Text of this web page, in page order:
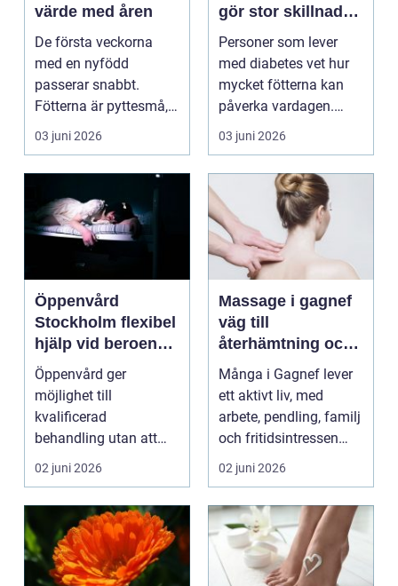
värde med åren
De första veckorna
med en nyfödd
passerar snabbt.
Fötterna är pyttesmå,
huden är mjuk och
varje lite...
03 juni 2026
gör stor skillnad
för känsliga fötter
Personer som lever
med diabetes vet hur
mycket fötterna kan
påverka vardagen.
Nedsatt känsel, sämre
03 juni 2026
Öppenvård
Stockholm flexibel
hjälp vid beroende
och annan
problematik
Öppenvård ger
möjlighet till
kvalificerad
behandling utan att
personen behöver
lämna sitt hem, sitt ...
02 juni 2026
Massage i gagnef
väg till
återhämtning och
bättre hälsa
Många i Gagnef lever
ett aktivt liv, med
arbete, pendling, familj
och fritidsintressen
som ska få pl...
02 juni 2026